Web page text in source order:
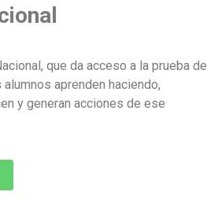
que da acceso a la prueba de
aprenden haciendo,
y generan acciones de ese